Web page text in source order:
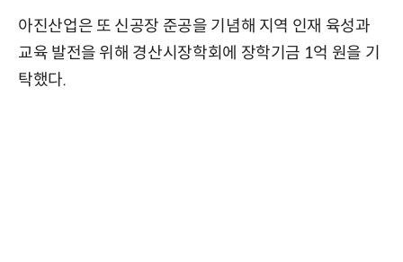
아진산업은 또 신공장 준공을 기념해 지역 인재 육성과
교육 발전을 위해 경산시장학회에 장학기금 1억 원을 기
탁했다.